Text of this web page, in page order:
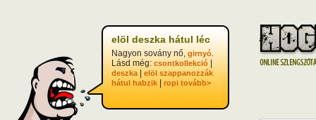
elöl deszka hátul léc
Nagyon sovány nő, girnyó.
Lásd még: csontkollekció
deszka| elöl szappanozzák
hátul habzik
ropi tovább>